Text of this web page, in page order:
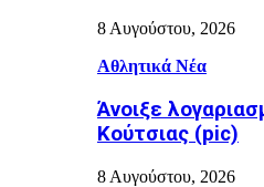
8 Αυγούστου, 2026
Αθλητικά Νέα
Άνοιξε
Κούτσιας (pic)
8 Αυγούστου, 2026